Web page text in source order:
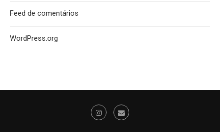
Feed de comentários
WordPress.org